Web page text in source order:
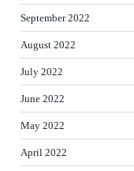
September 2022
August 2022
July 2022
June 2022
May 2022
April 2022